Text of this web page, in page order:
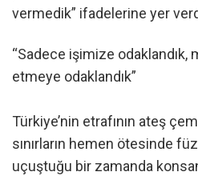
vermedik” ifadelerine yer
“Sadece işimize
etmeye odaklandık”
Türkiye’nin etrafının ateş
sınırların hemen ötesinde
uçuştuğu bir zamanda